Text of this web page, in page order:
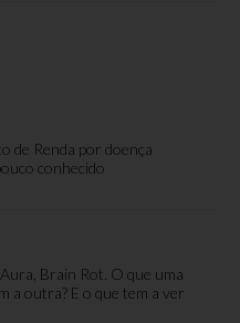
de Renda por doença
conhecido
Brain Rot. O que uma
a outra? E o que tem a ver